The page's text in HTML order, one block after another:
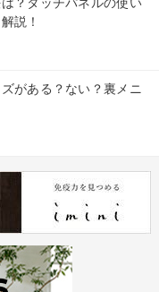
説！
がある？ない？裏メニ